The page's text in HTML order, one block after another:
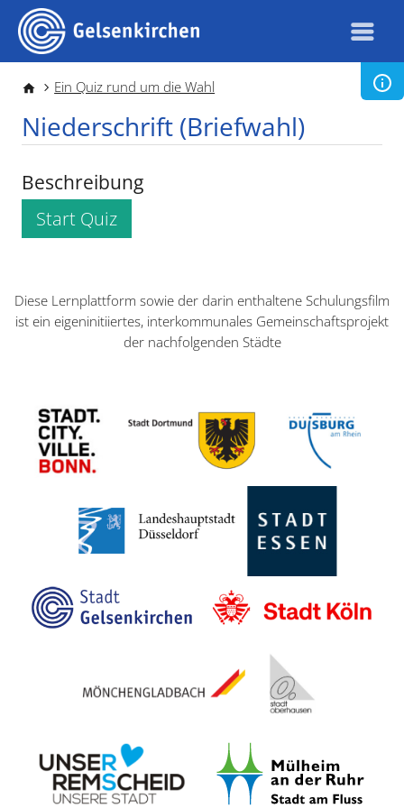
Direkt zum Inhalt
Pfadnavigation
Ein Quiz rund um die Wahl
Niederschrift (Briefwahl)
Beschreibung
Start Quiz
Diese Lernplattform sowie der darin enthaltene Schulungsfilm
ist ein eigeninitiiertes, interkommunales Gemeinschaftsprojekt
der nachfolgenden Städte